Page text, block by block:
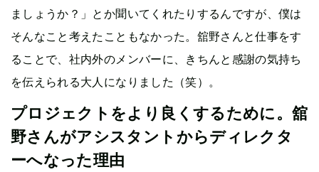
ましょうか？」とか聞いてくれたりするんですが、僕は
そんなこと考えたこともなかった。舘野さんと仕事をす
ることで、社内外のメンバーに、きちんと感謝の気持ち
を伝えられる大人になりました（笑）。
プロジェクトをより良くするために。舘
野さんがアシスタントからディレクタ
ーへなった理由